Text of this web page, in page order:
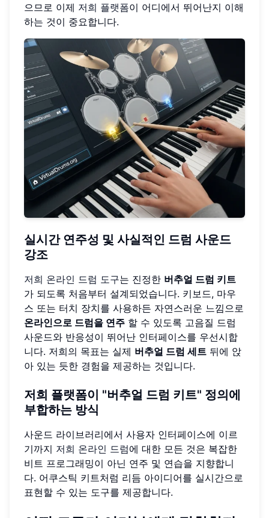
으므로 이제 저희 플랫폼이 어디에서 뛰어난지 이해
하는 것이 중요합니다.
실시간 연주성 및 사실적인 드럼 사운드
강조
저희 온라인 드럼 도구는 진정한 버추얼 드럼 키트
가 되도록 처음부터 설계되었습니다. 키보드, 마우
스 또는 터치 장치를 사용하든 자연스러운 느낌으로
온라인으로 드럼을 연주 할 수 있도록 고음질 드럼
사운드와 반응성이 뛰어난 인터페이스를 우선시합
니다. 저희의 목표는 실제 버추얼 드럼 세트 뒤에 앉
아 있는 듯한 경험을 제공하는 것입니다.
저희 플랫폼이 "버추얼 드럼 키트" 정의에
부합하는 방식
사운드 라이브러리에서 사용자 인터페이스에 이르
기까지 저희 온라인 드럼에 대한 모든 것은 복잡한
비트 프로그래밍이 아닌 연주 및 연습을 지향합니
다. 어쿠스틱 키트처럼 리듬 아이디어를 실시간으로
표현할 수 있는 도구를 제공합니다.